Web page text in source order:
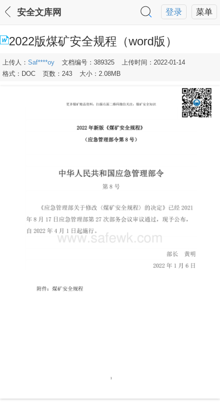
菜单
登录
安全文库网
2022版煤矿安全规程（word版）
上传人： Saf****oy 文档编号：389325
上传时间：2022-01-14
格式：DOC
页数：243 大小：2.08MB